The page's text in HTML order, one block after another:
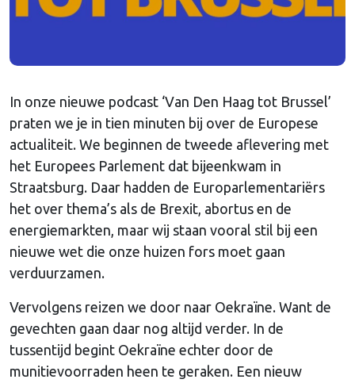
In onze nieuwe podcast ‘Van Den Haag tot Brussel’
praten we je in tien minuten bij over de Europese
actualiteit. We beginnen de tweede aflevering met
het Europees Parlement dat bijeenkwam in
Straatsburg. Daar hadden de Europarlementariërs
het over thema’s als de Brexit, abortus en de
energiemarkten, maar wij staan vooral stil bij een
nieuwe wet die onze huizen fors moet gaan
verduurzamen.
Vervolgens reizen we door naar Oekraïne. Want de
gevechten gaan daar nog altijd verder. In de
tussentijd begint Oekraïne echter door de
munitievoorraden heen te geraken. Een nieuw